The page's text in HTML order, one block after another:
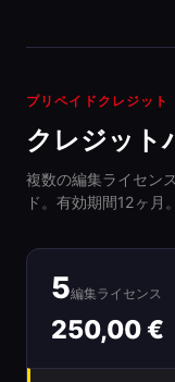
プリペイドクレジット
クレジット
複数の編集ライセン
ド。有効期間12ヶ月
5編集ライセンス
250,00 €